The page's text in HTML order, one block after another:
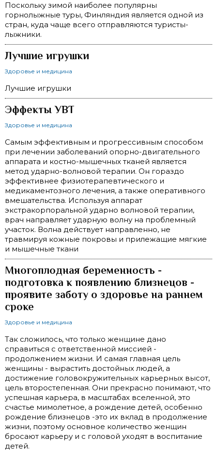
Поскольку зимой наиболее популярны
горнолыжные туры, Финляндия является одной из
стран, куда чаще всего отправляются туристы-
лыжники.
Лучшие игрушки
Здоровье и медицина
Лучшие игрушки
Эффекты УВТ
Здоровье и медицина
Самым эффективным и прогрессивным способом
при лечении заболеваний опорно-двигательного
аппарата и костно-мышечных тканей является
метод ударно-волновой терапии. Он гораздо
эффективнее физиотерапевтического и
медикаментозного лечения, а также оперативного
вмешательства. Используя аппарат
экстракорпоральной ударно волновой терапии,
врач направляет ударную волну на проблемный
участок. Волна действует направленно, не
травмируя кожные покровы и прилежащие мягкие
и мышечные ткани
Многоплодная беременность -
подготовка к появлению близнецов -
проявите заботу о здоровье на раннем
сроке
Здоровье и медицина
Так сложилось, что только женщине дано
справиться с ответственной миссией -
продолжением жизни. И самая главная цель
женщины - вырастить достойных людей, а
достижение головокружительных карьерных высот,
цель второстепенная. Они прекрасно понимают, что
успешная карьера, в масштабах вселенной, это
счастье мимолетное, а рождение детей, особенно
рождение близнецов -это их вклад в продолжение
жизни, поэтому основное количество женщин
бросают карьеру и с головой уходят в воспитание
детей.